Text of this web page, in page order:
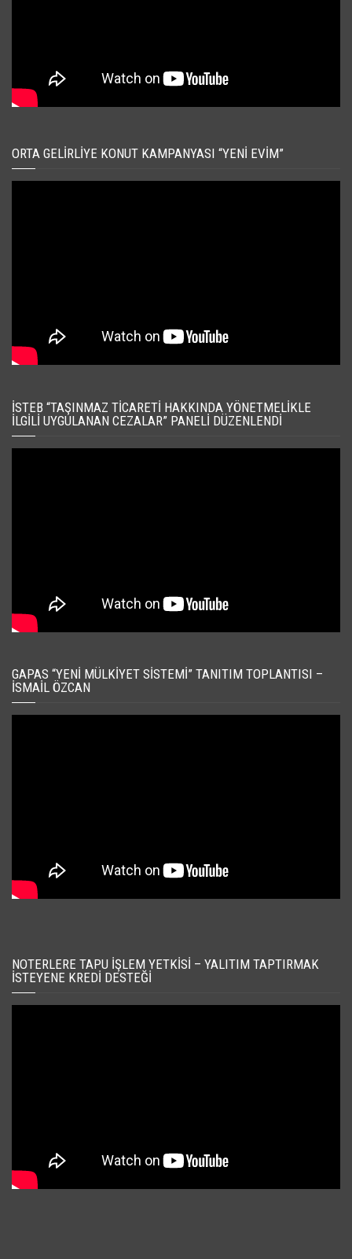
ORTA GELIRLIYE KONUT KAMPANYASI “YENI EVIM”
İSTEB “TAŞINMAZ TICARETI HAKKINDA YÖNETMELIKLE
İLGILI UYGULANAN CEZALAR” PANELI DÜZENLENDI
GAPAS “YENI MÜLKIYET SISTEMI” TANITIM TOPLANTISI –
İSMAIL ÖZCAN
NOTERLERE TAPU İŞLEM YETKISI – YALITIM TAPTIRMAK
İSTEYENE KREDI DESTEĞI